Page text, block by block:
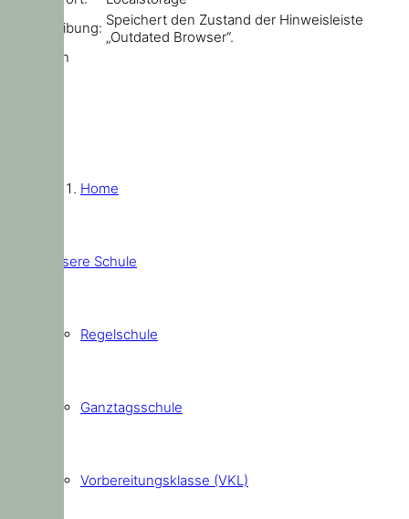
Beschreibung: Speichert den Zustand der Hinweisleiste
„Outdated Browser“.
Schließen
Home
Unsere Schule
Regelschule
Ganztagsschule
Vorbereitungsklasse (VKL)